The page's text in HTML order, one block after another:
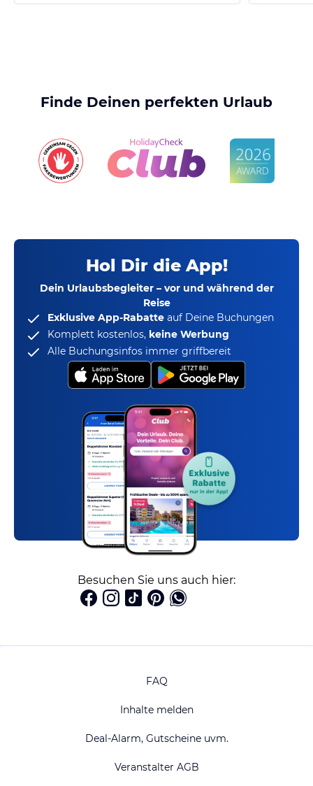
Finde Deinen perfekten Urlaub
Hol Dir die App!
Dein Urlaubsbegleiter – vor und während der
Reise
Exklusive App-Rabatte auf Deine Buchungen
Komplett kostenlos, keine Werbung
Alle Buchungsinfos immer griffbereit
Besuchen Sie uns auch hier:
FAQ
Inhalte melden
Deal-Alarm, Gutscheine uvm.
Veranstalter AGB